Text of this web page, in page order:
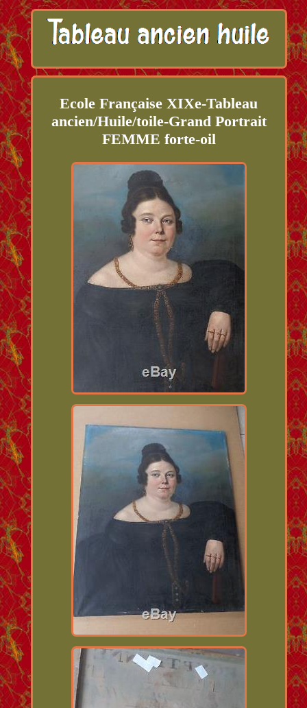
Ecole Française XIXe-Tableau
ancien/Huile/toile-Grand Portrait
FEMME forte-oil